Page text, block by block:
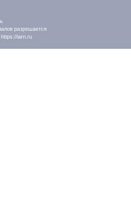
разрешается
https://iarn.ru